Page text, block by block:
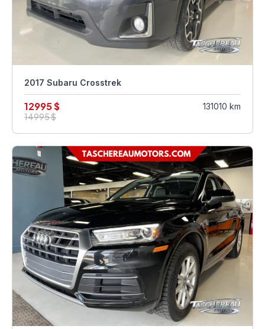
2017 Subaru Crosstrek
12995 $
14995 $
131010 km